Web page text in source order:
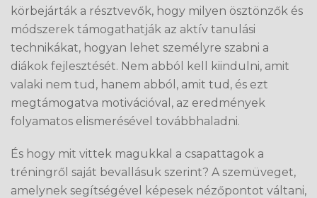
körbejárták a résztvevők, hogy milyen ösztönzők és
módszerek támogathatják az aktív tanulási
technikákat, hogyan lehet személyre szabni a
diákok fejlesztését. Nem abból kell kiindulni, amit
valaki nem tud, hanem abból, amit tud, és ezt
megtámogatva motivációval, az eredmények
folyamatos elismerésével továbbhaladni.
És hogy mit vittek magukkal a csapattagok a
tréningről saját bevallásuk szerint? A szemüveget,
amelynek segítségével képesek nézőpontot váltani,